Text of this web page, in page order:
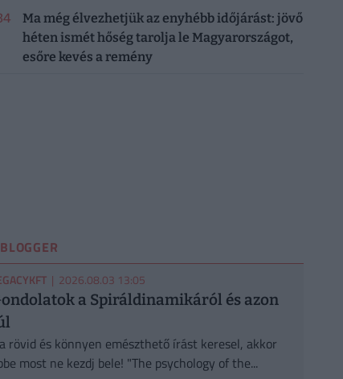
Ma még élvezhetjük az enyhébb időjárást: jövő
héten ismét hőség tarolja le Magyarországot,
esőre kevés a remény
| 2026.08.03 13:05
a Spiráldinamikáról és azon
rövid és könnyen emészthető írást keresel, akkor
most ne kezdj bele! "The psychology of the...